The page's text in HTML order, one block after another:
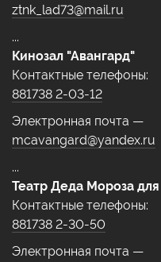
ztnk_lad73@mail.ru
...
Кинозал "Авангард"
Контактные телефоны:
881738 2-03-12
Электронная почта —
mcavangard@yandex.ru
...
Театр Деда Мороза
Контактные телефоны:
881738 2-30-50
Электронная почта —